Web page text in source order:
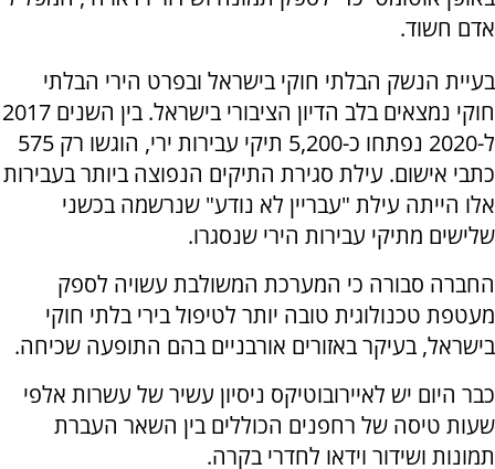
אדם חשוד.
בעיית הנשק הבלתי חוקי בישראל ובפרט הירי הבלתי
חוקי נמצאים בלב הדיון הציבורי בישראל. בין השנים 2017
ל-2020 נפתחו כ-5,200 תיקי עבירות ירי, הוגשו רק 575
כתבי אישום. עילת סגירת התיקים הנפוצה ביותר בעבירות
אלו הייתה עילת "עבריין לא נודע" שנרשמה בכשני
שלישים מתיקי עבירות הירי שנסגרו.
החברה סבורה כי המערכת המשולבת עשויה לספק
מעטפת טכנולוגית טובה יותר לטיפול בירי בלתי חוקי
בישראל, בעיקר באזורים אורבניים בהם התופעה שכיחה.
כבר היום יש לאיירובוטיקס ניסיון עשיר של עשרות אלפי
שעות טיסה של רחפנים הכוללים בין השאר העברת
תמונות ושידור וידאו לחדרי בקרה.